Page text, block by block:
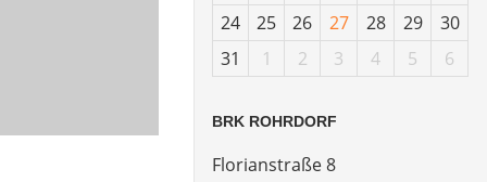
24
25 26 27 28 29
30
31
1 2 3 4 5 6
BRK ROHRDORF
Florianstraße 8